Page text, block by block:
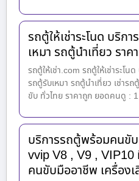
รถตู้ให้เช่าระโนด บริก
เหมา รถตู้นำเที่ยว ราค
รถตู้ให้เช่า.com รถตู้ให้เช่าระโน
รถตู้รับเหมา รถตู้นำเที่ยว เช่าร
ขับ ทั่วไทย ราคาถูก ยอดคนดู :
บริการรถตู้พร้อมคนขั
vvip V8 , V9 ,
คนขับมืออาชีพ เครื่อง